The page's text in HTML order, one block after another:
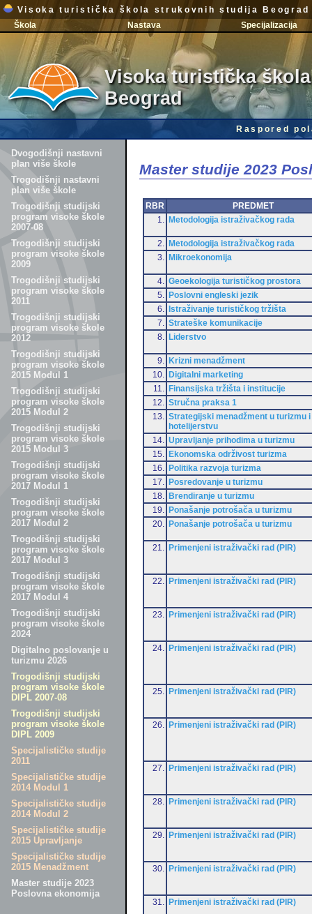
Visoka turistička škola strukovnih studija Beograd
Škola
Nastava Specijalizacija
Visoka turistička
Beograd
Raspored
Dvogodišnji nastavni
plan više škole
Trogodišnji nastavni
plan više škole
Trogodišnji studijski
program visoke škole
2007-08
Trogodišnji studijski
program visoke škole
2009
Trogodišnji studijski
program visoke škole
2011
Trogodišnji studijski
program visoke škole
2012
Trogodišnji studijski
program visoke škole
2015 Modul 1
Trogodišnji studijski
program visoke škole
2015 Modul 2
Trogodišnji studijski
program visoke škole
2015 Modul 3
Trogodišnji studijski
program visoke škole
2017 Modul 1
Trogodišnji studijski
program visoke škole
2017 Modul 2
Trogodišnji studijski
program visoke škole
2017 Modul 3
Trogodišnji studijski
program visoke škole
2017 Modul 4
Trogodišnji studijski
program visoke škole
2024
Digitalno poslovanje u
turizmu 2026
Trogodišnji studijski
program visoke škole
DIPL 2007-08
Trogodišnji studijski
program visoke škole
DIPL 2009
Specijalističke studije
2011
Specijalističke studije
2014 Modul 1
Specijalističke studije
2014 Modul 2
Specijalističke studije
2015 Upravljanje
Specijalističke studije
2015 Menadžment
Master studije 2023
Poslovna ekonomija
Master studije 2023
RBR
PREDMET
1.
Metodologija istraživačkog rada
2.
Metodologija istraživačkog rada
3.
Mikroekonomija
4.
Geoekologija turističkog prostora
5.
Poslovni engleski jezik
6.
Istraživanje turističkog tržišta
7.
Strateške komunikacije
8.
Liderstvo
9.
Krizni menadžment
10.
Digitalni marketing
11.
Finansijska tržišta i institucije
12.
Stručna praksa 1
13.
Strategijski menadžment u turizmu i
hotelijerstvu
14.
Upravljanje prihodima u turizmu
15.
Ekonomska održivost turizma
16.
Politika razvoja turizma
17.
Posredovanje u turizmu
18.
Brendiranje u turizmu
19.
Ponašanje potrošača u turizmu
20.
Ponašanje potrošača u turizmu
21. Primenjeni istraživački rad (PIR)
22. Primenjeni istraživački rad (PIR)
23. Primenjeni istraživački rad (PIR)
24. Primenjeni istraživački rad (PIR)
25. Primenjeni istraživački rad (PIR)
26. Primenjeni istraživački rad (PIR)
27. Primenjeni istraživački rad (PIR)
28. Primenjeni istraživački rad (PIR)
29. Primenjeni istraživački rad (PIR)
30. Primenjeni istraživački rad (PIR)
31. Primenjeni istraživački rad (PIR)